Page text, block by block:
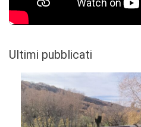
Ultimi pubblicati